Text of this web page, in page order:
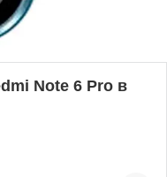
Note 6 Pro в